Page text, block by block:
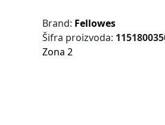
Brand: Fellowes
Šifra proizvoda:
Zona 2